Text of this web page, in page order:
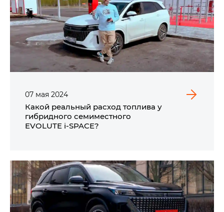
07 мая 2024
Какой реальный расход топлива у
гибридного семиместного
EVOLUTE i‑SPACE?